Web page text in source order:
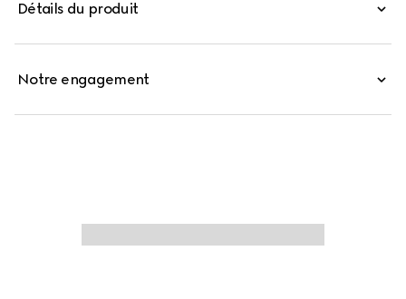
Détails du produit
Notre engagement